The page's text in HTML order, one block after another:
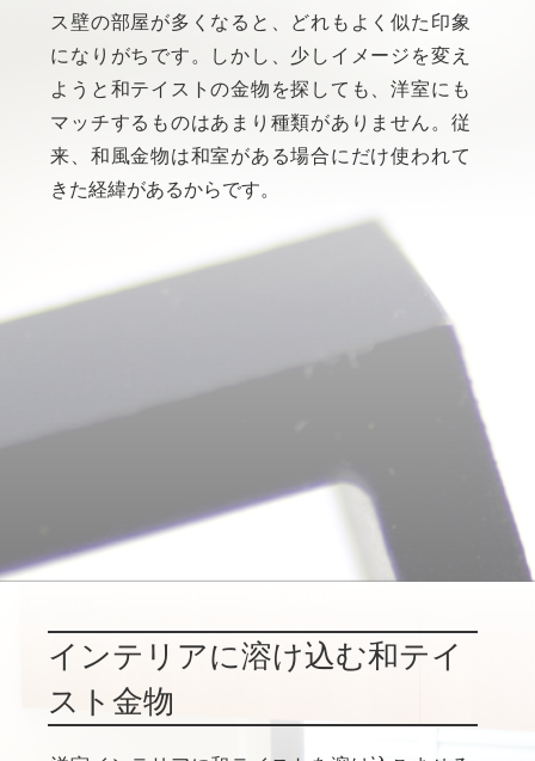
ス壁の部屋が多くなると、どれもよく似た印象
になりがちです。しかし、少しイメージを変え
ようと和テイストの金物を探しても、洋室にも
マッチするものはあまり種類がありません。従
来、和風金物は和室がある場合にだけ使われて
きた経緯があるからです。
インテリアに溶け込む和テイ
スト金物